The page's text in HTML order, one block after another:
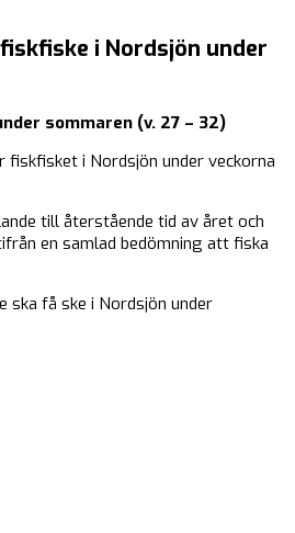
i Nordsjön under
sommaren (v. 27 – 32)
i Nordsjön under veckorna
till återstående tid av året och
en samlad bedömning att fiska
få ske i Nordsjön under